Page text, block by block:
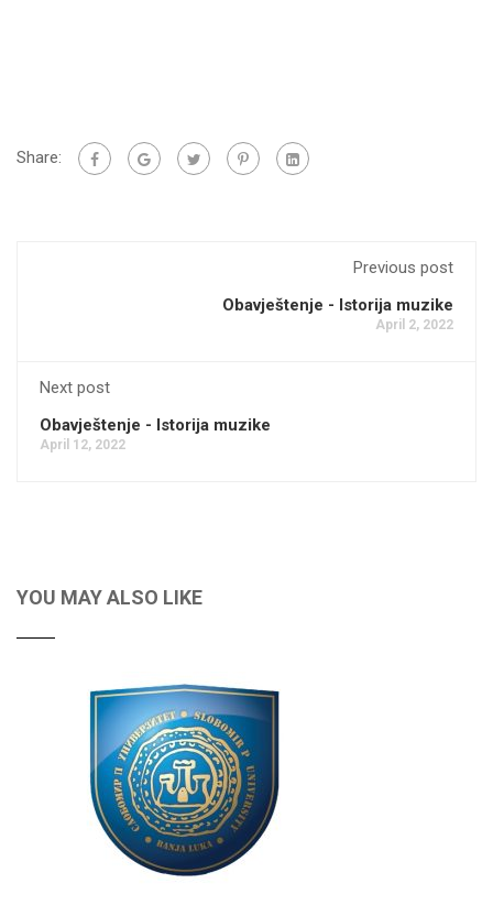
Share:
Previous post
Obavještenje - Istorija muzike
April 2, 2022
Next post
Obavještenje - Istorija muzike
April 12, 2022
YOU MAY ALSO LIKE